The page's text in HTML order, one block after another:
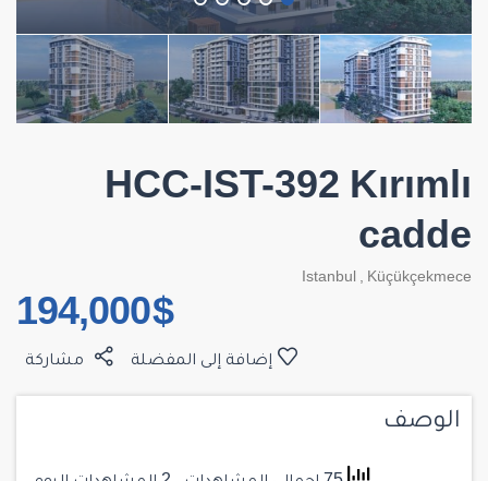
HCC-IST-392 Kırımlı
cadde
Istanbul , Küçükçekmece
$ 194,000
مشاركة إضافة إلى المفضلة
الوصف